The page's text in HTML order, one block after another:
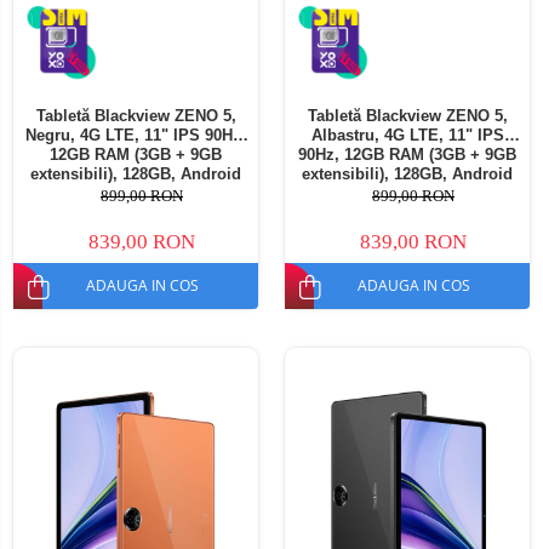
Tabletă Blackview ZENO 5,
Negru, 4G LTE, 11" IPS 90Hz,
12GB RAM (3GB + 9GB
extensibili), 128GB, Android
16, Unisoc T7250, 8300mAh,
SIM
899,00 RON
839,00 RON
ADAUGA IN COS
Tabletă Blackview ZENO 5,
Albastru, 4G LTE, 11" IPS
90Hz, 12GB RAM (3GB + 9GB
extensibili), 128GB, Android
16, Unisoc T7250, 8300mAh,
SIM
899,00 RON
839,00 RON
ADAUGA IN COS